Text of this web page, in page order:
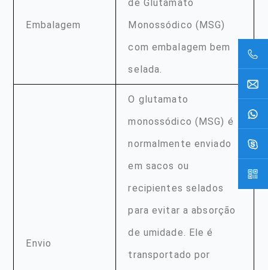
Embalagem
de Glutamato
Monossódico (MSG)
com embalagem bem
selada.
Envio
O glutamato
monossódico (MSG) é
normalmente enviado
em sacos ou
recipientes selados
para evitar a absorção
de umidade. Ele é
transportado por